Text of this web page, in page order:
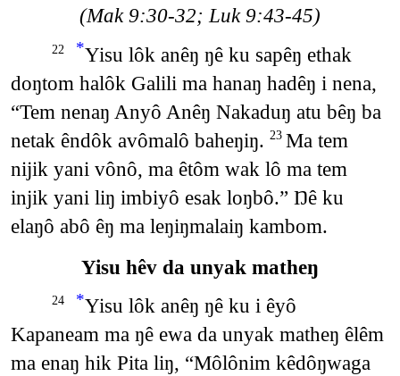
(Mak 9:30-32; Luk 9:43-45)
22 *Yisu lôk anêŋ ŋê ku sapêŋ ethak
doŋtom halôk Galili ma hanaŋ hadêŋ i nena,
“Tem nenaŋ Anyô Anêŋ Nakaduŋ atu bêŋ ba
netak êndôk avômalô baheŋiŋ. 23 Ma tem
nijik yani vônô, ma êtôm wak lô ma tem
injik yani liŋ imbiyô esak loŋbô.” Ŋê ku
elaŋô abô êŋ ma leŋiŋmalaiŋ kambom.
Yisu hêv da unyak matheŋ
24 *Yisu lôk anêŋ ŋê ku i êyô
Kapaneam ma ŋê ewa da unyak matheŋ êlêm
ma enaŋ hik Pita liŋ, “Môlônim kêdôŋwaga